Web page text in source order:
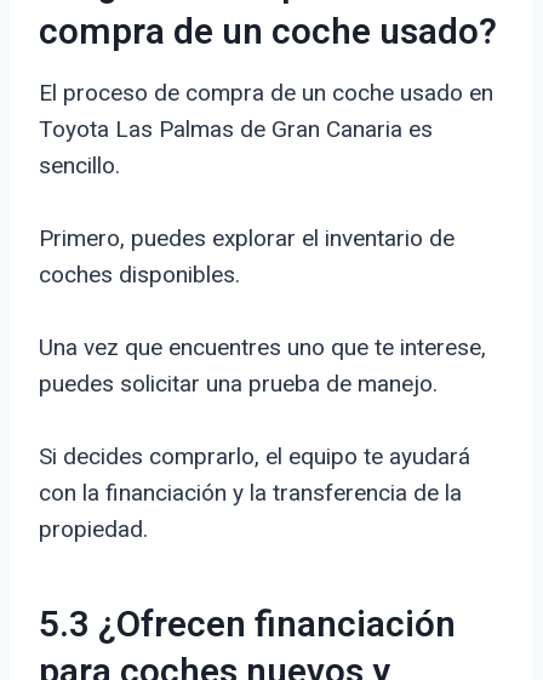
compra de un coche usado?
El proceso de compra de un coche usado en
Toyota Las Palmas de Gran Canaria es
sencillo.
Primero, puedes explorar el inventario de
coches disponibles.
Una vez que encuentres uno que te interese,
puedes solicitar una prueba de manejo.
Si decides comprarlo, el equipo te ayudará
con la financiación y la transferencia de la
propiedad.
5.3 ¿Ofrecen financiación